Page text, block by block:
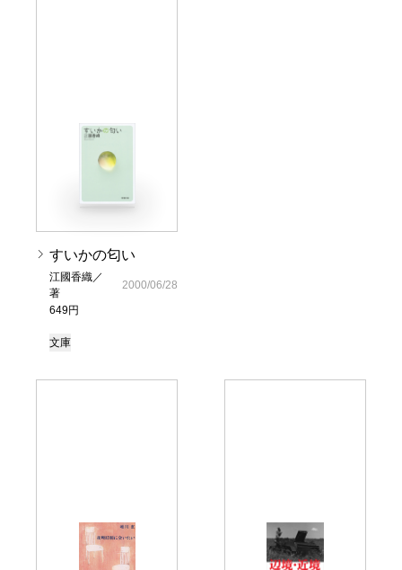
すいかの匂い
江國香織／
著
649円
2000/06/28
文庫